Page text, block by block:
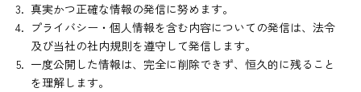
真実かつ正確な情報の発信に努めます。
プライバシー・個人情報を含む内容についての発信は、法令
及び当社の社内規則を遵守して発信します。
一度公開した情報は、完全に削除できず、恒久的に残ること
を理解します。